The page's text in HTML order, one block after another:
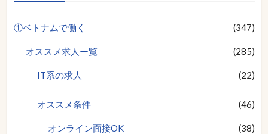
①ベトナムで働く (347)
オススメ求人ー覧 (285)
IT系の求人 (22)
オススメ条件 (46)
オンライン面接OK (38)